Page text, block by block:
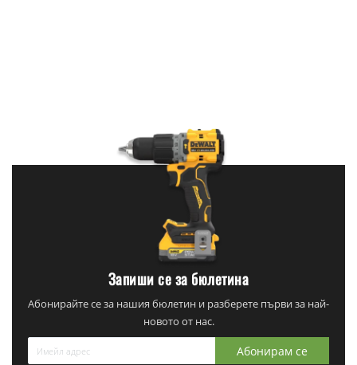
Запиши се за бюлетина
Абонирайте се за нашия бюлетин и разберете първи за най-
новото от нас.
Абонирам се